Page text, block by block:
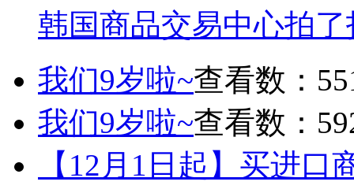
韩国商品交易中心拍
我们9岁啦~查看数：
我们9岁啦~查看数：
【12月1日起】买进口